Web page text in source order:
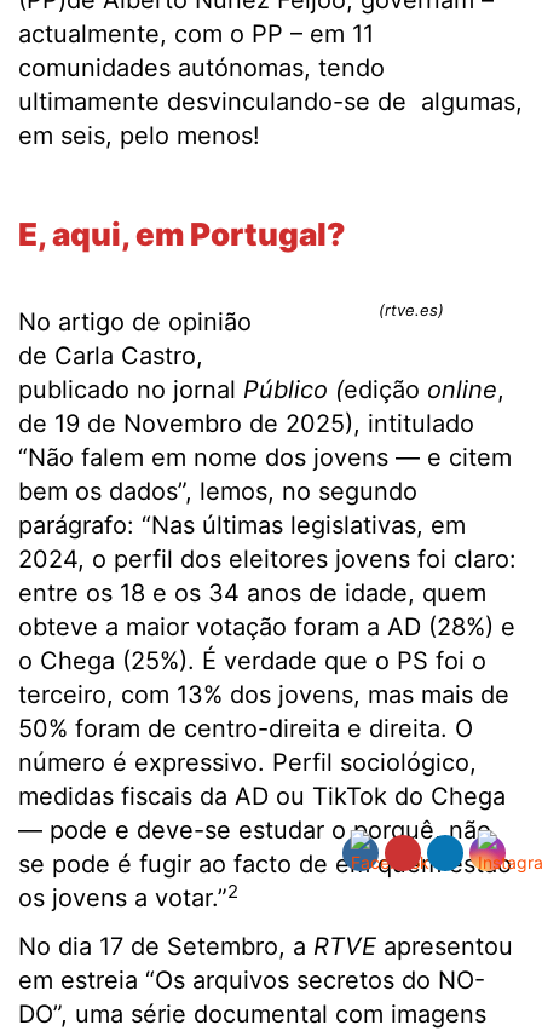
actualmente, com o PP – em 11
comunidades autónomas, tendo
ultimamente desvinculando-se de algumas,
em seis, pelo menos!
E, aqui, em Portugal?
(rtve.es)
No artigo de opinião
de Carla Castro,
publicado no jornal Público (edição online,
de 19 de Novembro de 2025), intitulado
“Não falem em nome dos jovens — e citem
bem os dados”, lemos, no segundo
parágrafo: “Nas últimas legislativas, em
2024, o perfil dos eleitores jovens foi claro:
entre os 18 e os 34 anos de idade, quem
obteve a maior votação foram a AD (28%) e
o Chega (25%). É verdade que o PS foi o
terceiro, com 13% dos jovens, mas mais de
50% foram de centro-direita e direita. O
número é expressivo. Perfil sociológico,
medidas fiscais da AD ou TikTok do Chega
— pode e deve-se estudar o porquê, não
se pode é fugir ao facto de em quem estão
os jovens a votar.”2
No dia 17 de Setembro, a RTVE apresentou
em estreia “Os arquivos secretos do NO-
DO”, uma série documental com imagens